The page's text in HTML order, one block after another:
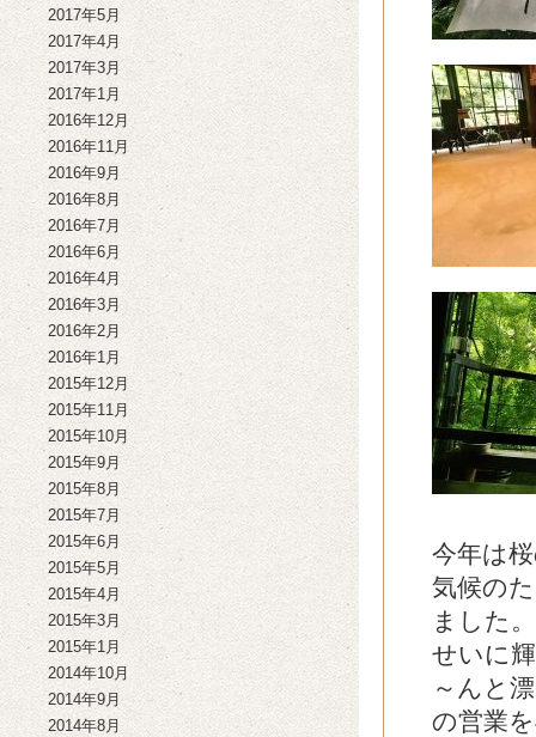
2017年5月
2017年4月
2017年3月
2017年1月
2016年12月
2016年11月
2016年9月
2016年8月
2016年7月
2016年6月
2016年4月
2016年3月
2016年2月
2016年1月
2015年12月
2015年11月
2015年10月
2015年9月
2015年8月
2015年7月
2015年6月
2015年5月
2015年4月
2015年3月
2015年1月
2014年10月
2014年9月
2014年8月
今年は
気候の
ました
せいに
～んと
の営業